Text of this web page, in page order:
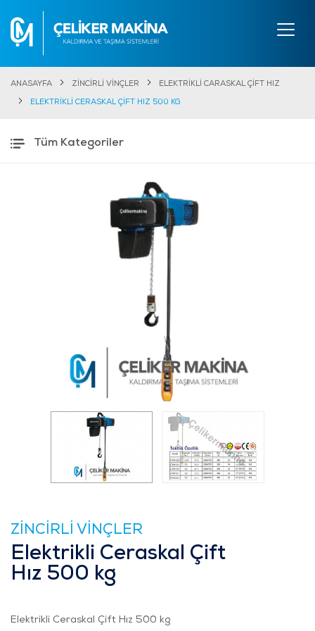
ANASAYFA ZİNCİRLİ VİNÇLER ELEKTRİKLİ CARASKAL ÇİFT HIZ
ELEKTRİKLİ CERASKAL ÇİFT HIZ 500 KG
Tüm Kategoriler
ZİNCİRLİ VİNÇLER
Elektrikli Ceraskal Çift
Hız 500 kg
Elektrikli Ceraskal Çift Hız 500 kg